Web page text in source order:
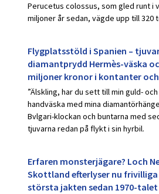
Perucetus colossus, som gled runt i
miljoner år sedan, vägde upp till 320
Flygplatsstöld i Spanien –
diamantprydd Hermès-väska
miljoner kronor i kontanter
”Älskling, har du sett till min guld-
handväska med mina
Bvlgari-klockan och buntarna med
tjuvarna redan på flykt i sin hyrbil.
Erfaren monsterjägare? Loch
Skottland efterlyser nu
största jakten sedan 1970-talet